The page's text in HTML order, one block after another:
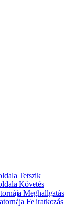
Tetszik
Követés
Meghallgatás
Feliratkozás